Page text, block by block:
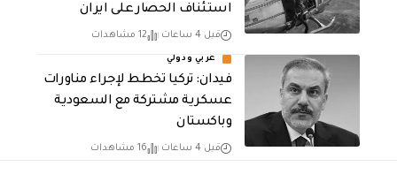
استئناف الحصار على ايران
قبل 4 ساعات 12 مشاهدات
عربي ودولي
فيدان: تركيا تخطط لإجراء مناورات
عسكرية مشتركة مع السعودية
وباكستان
قبل 4 ساعات 16 مشاهدات